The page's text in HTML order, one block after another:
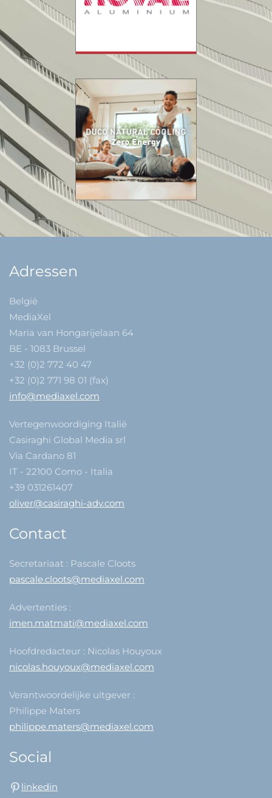
Adressen
België
MediaXel
Maria van Hongarijelaan 64
BE - 1083 Brussel
+32 (0)2 772 40 47
+32 (0)2 771 98 01 (fax)
info@mediaxel.com
Vertegenwoordiging Italië
Casiraghi Global Media srl
Via Cardano 81
IT - 22100 Como - Italia
+39 031261407
oliver@casiraghi-adv.com
Contact
Secretariaat : Pascale Cloots
pascale.cloots@mediaxel.com
Advertenties :
imen.matmati@mediaxel.com
Hoofdredacteur : Nicolas Houyoux
nicolas.houyoux@mediaxel.com
Verantwoordelijke uitgever :
Philippe Maters
philippe.maters@mediaxel.com
Social
linkedin